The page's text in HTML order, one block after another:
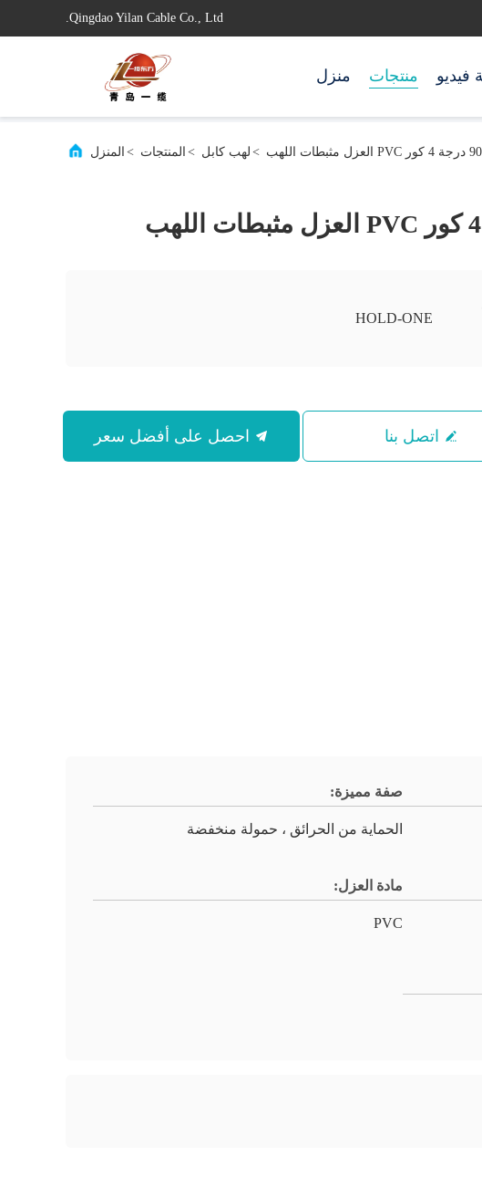
Qingdao Yilan Cable Co., Ltd.
منزل منتجات فيديو
المنزل > المنتجات > لهب كابل > 90 درجة 4 كور PVC العزل مثبطات اللهب
HOLD-ONE
اتصل بنا
صفة مميزة:
الحماية من الحرائق ، حمولة منخفضة
مادة العزل:
PVC